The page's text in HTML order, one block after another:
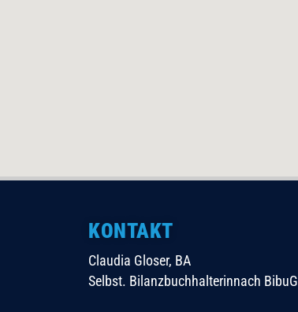
KONTAKT
Claudia Gloser, BA
Selbst. Bilanzbuchhalterinnach BibuG